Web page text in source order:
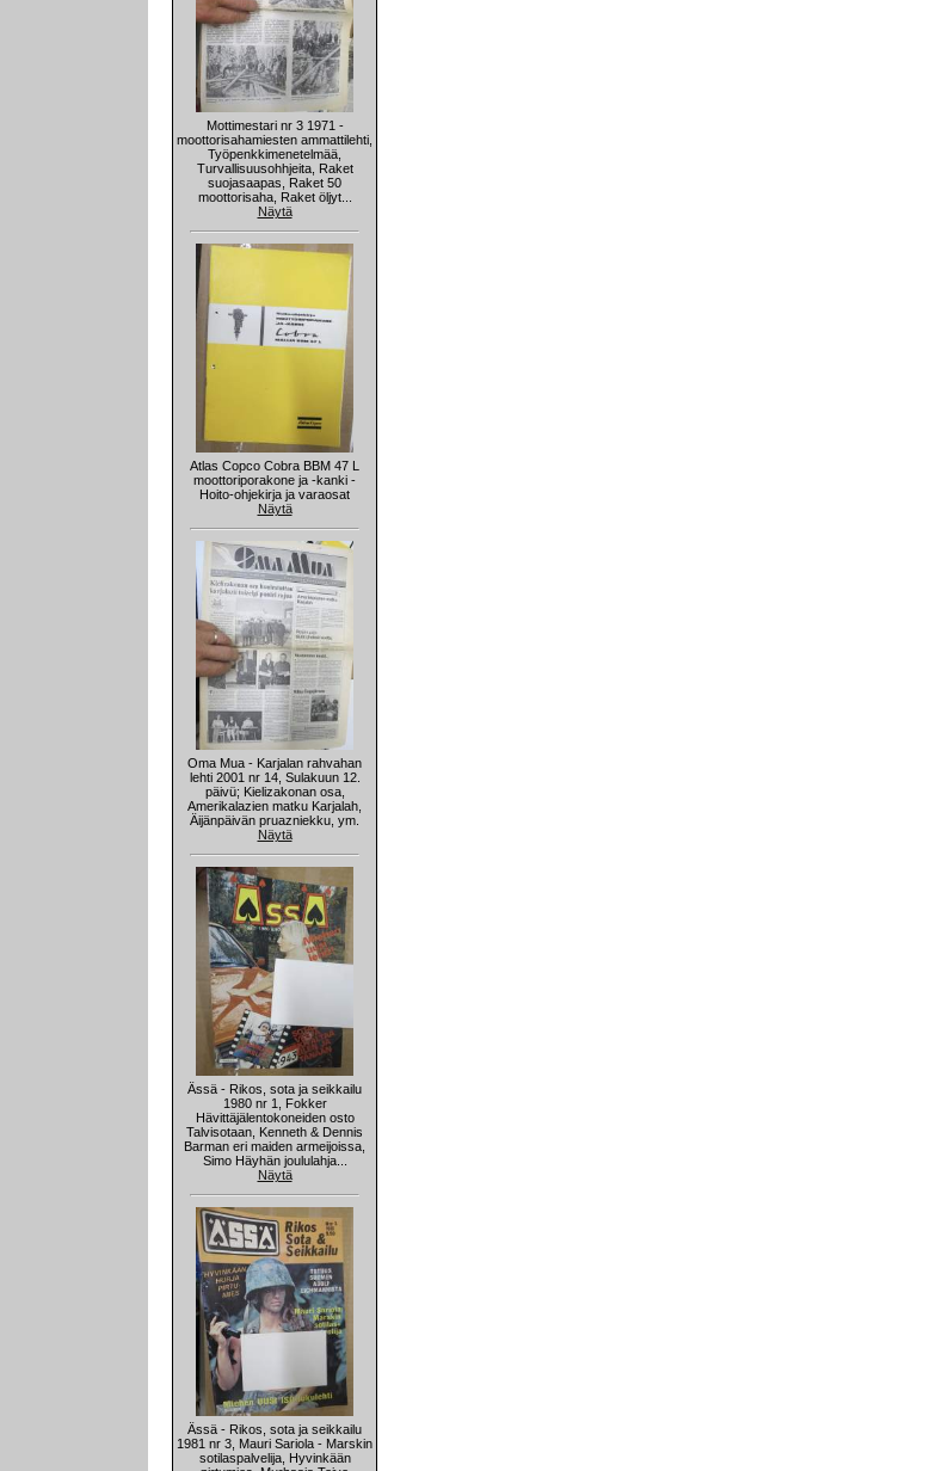
Mottimestari nr 3 1971 -
moottorisahamiesten ammattilehti,
Työpenkkimenetelmää,
Turvallisuusohhjeita, Raket
suojasaapas, Raket 50
moottorisaha, Raket öljyt...
Näytä
Atlas Copco Cobra BBM 47 L
moottoriporakone ja -kanki -
Hoito-ohjekirja ja varaosat
Näytä
Oma Mua - Karjalan rahvahan
lehti 2001 nr 14, Sulakuun 12.
päivü; Kielizakonan osa,
Amerikalazien matku Karjalah,
Äijänpäivän pruazniekku, ym.
Näytä
Ässä - Rikos, sota ja seikkailu
1980 nr 1, Fokker
Hävittäjälentokoneiden osto
Talvisotaan, Kenneth & Dennis
Barman eri maiden armeijoissa,
Simo Häyhän joululahja...
Näytä
Ässä - Rikos, sota ja seikkailu
1981 nr 3, Mauri Sariola - Marskin
sotilaspalvelija, Hyvinkään